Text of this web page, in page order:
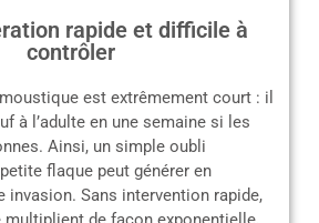
rapide et difficile à
contrôler
est extrêmement court : il
à l’adulte en une semaine si les
Ainsi, un simple oubli
flaque peut générer en
invasion. Sans intervention rapide,